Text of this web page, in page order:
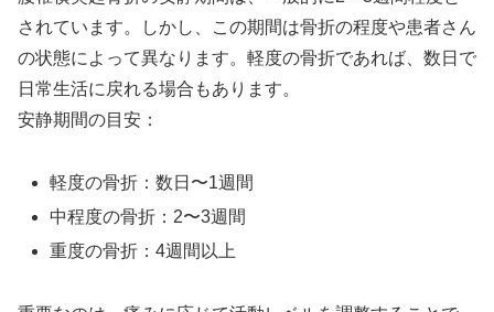
されています。しかし、この期間は骨折の程度や患者さん
の状態によって異なります。軽度の骨折であれば、数日で
日常生活に戻れる場合もあります。
安静期間の目安：
軽度の骨折：数日〜1週間
中程度の骨折：2〜3週間
重度の骨折：4週間以上